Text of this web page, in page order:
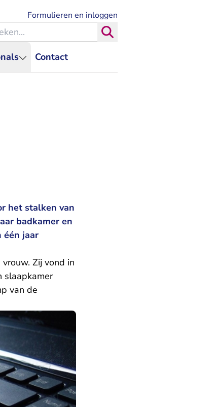
Contact
Formulieren en inloggen
binnen de Rechtspraak
het stalken van
badkamer en
één jaar
Zij vond in
slaapkamer
van de